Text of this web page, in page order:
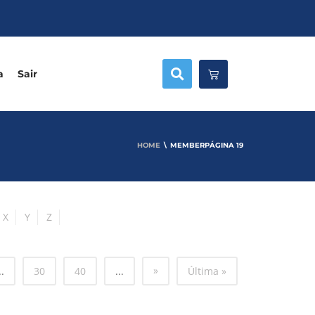
Sair
HOME MEMBERPÁGINA 19
X Y Z
30 40 ... » Última »